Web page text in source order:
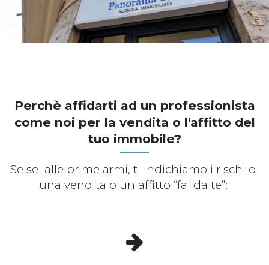
Perchè affidarti ad un professionista
come noi per la vendita o l'affitto del
tuo immobile?
Se sei alle prime armi, ti indichiamo i rischi di
una vendita o un affitto “fai da te”: